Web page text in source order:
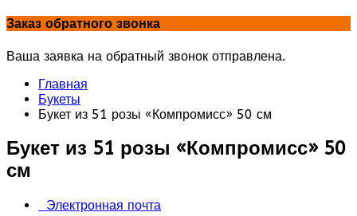
Заказ обратного звонка
Ваша заявка на обратный звонок отправлена.
Главная
Букеты
Букет из 51 розы «Компромисс» 50 см
Букет из 51 розы «Компромисс» 50
см
Электронная почта